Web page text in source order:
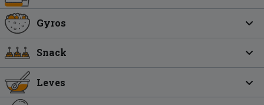
Gyros
Snack
Leves